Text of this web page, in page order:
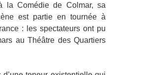
la Comédie de Colmar, sa
est partie en tournée à
: les spectateurs ont pu
au Théâtre des Quartiers